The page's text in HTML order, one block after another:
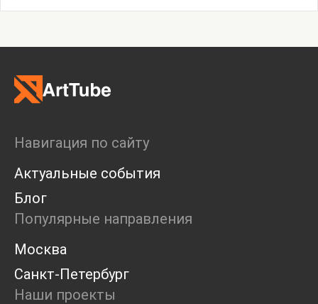
Дискуссия
Пост-релиз
Пресс-конференция
Ярмарка
Open call
Экскурсия
Дискуссия
Cosmoscow 2024
Blazar 2024
Встречи
Круглый стол
Навигация по сайту
Актуальные события
Блог
Популярные направления
Москва
Санкт-Петербург
Наши проекты